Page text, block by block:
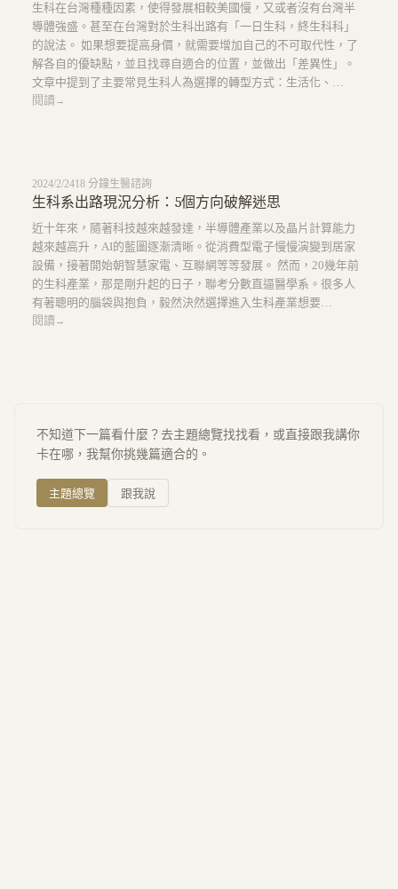
生科在台灣種種因素，使得發展相較美國慢，又或者沒有台灣半
導體強盛。甚至在台灣對於生科出路有「一日生科，終生科科」
的說法。 如果想要提高身價，就需要增加自己的不可取代性，了
解各自的優缺點，並且找尋自適合的位置，並做出「差異性」。
文章中提到了主要常見生科人為選擇的轉型方式：生活化、…
閱讀 →
2024/2/2418 分鐘生醫諮詢
生科系出路現況分析：5個方向破解迷思
近十年來，隨著科技越來越發達，半導體產業以及晶片計算能力
越來越高升，AI的藍圖逐漸清晰。從消費型電子慢慢演變到居家
設備，接著開始朝智慧家電、互聯網等等發展。 然而，20幾年前
的生科產業，那是剛升起的日子，聯考分數直逼醫學系。很多人
有著聰明的腦袋與抱負，毅然決然選擇進入生科產業想要…
閱讀 →
不知道下一篇看什麼？去主題總覽找找看，或直接跟我講你
卡在哪，我幫你挑幾篇適合的。
主題總覽 跟我說